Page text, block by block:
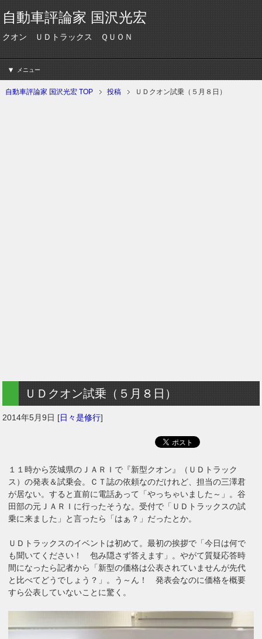
自動車評論家 国沢光宏
クオン ＵＤトラックス ＱＵＯＮ
メニュー
自動車評論家 国沢光宏 TOP 投稿 ＵＤクオン試乗（５月８日）
ＵＤクオン試乗（５月８日）
2014年5月9日 [日々是修行]
１１時から茨城県のＪＡＲＩで『新型クオン』（ＵＤトラック
ス）の発表＆試乗会。ＣＴ誌の依頼なのだけれど、担当の三澤君
が居ない。すると直前に電話あって「やっちゃいました～」。谷
田部の元ＪＡＲＩに行ったそうな。受付で「ＵＤトラックスの試
乗に来ました」と言ったら「はぁ？」だったとか。
ＵＤトラックスのイベントは初めて。最初の挨拶で「今日は何で
も聞いてください！ 包み隠さず答えます」。やがて質疑応答時
間になったら記者から「新型の価格は公表されていませんが先代
と比べてどうでしょう？」。う～ん！ 発表会なのに価格を概要
すら公表していないことに驚く。